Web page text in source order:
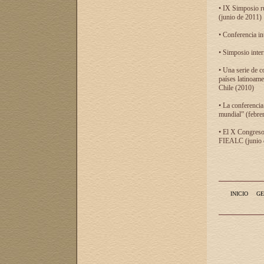
• IX Simposio
(junio de 2011)
• Conferencia
• Simposio
• Una serie de
países
Chile (2010)
• La
mundial”
• El X
FIEALC (junio
INICIO